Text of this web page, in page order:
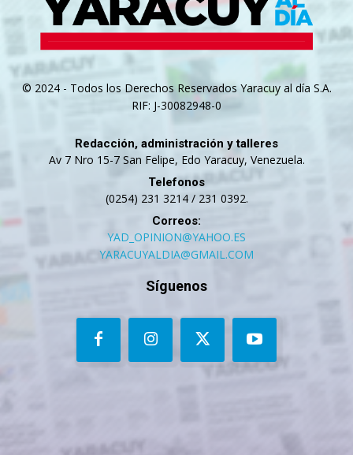
© 2024 - Todos los Derechos Reservados Yaracuy al día S.A.
RIF: J-30082948-0
Redacción, administración y talleres
Av 7 Nro 15-7 San Felipe, Edo Yaracuy, Venezuela.
Telefonos
(0254) 231 3214 / 231 0392.
Correos:
YAD_OPINION@YAHOO.ES
YARACUYALDIA@GMAIL.COM
Síguenos